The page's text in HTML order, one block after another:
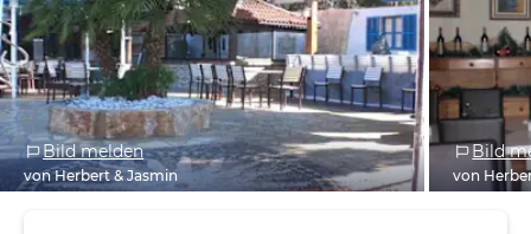
Bild melden
von Herbert & Jasmin
Bild
von